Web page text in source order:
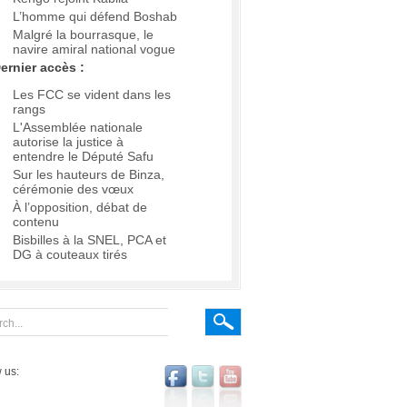
L’homme qui défend Boshab
Malgré la bourrasque, le
navire amiral national vogue
accès :
Les FCC se vident dans les
rangs
L'Assemblée nationale
autorise la justice à
entendre le Député Safu
Sur les hauteurs de Binza,
cérémonie des vœux
À l’opposition, débat de
contenu
Bisbilles à la SNEL, PCA et
DG à couteaux tirés
us: